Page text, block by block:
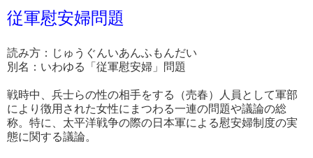
従軍慰安婦問題
読み方：じゅうぐんいあんふもんだい
別名：いわゆる「従軍慰安婦」問題
戦時中、兵士らの性の相手をする（売春）人員として軍部
により徴用された女性にまつわる一連の問題や議論の総
称。特に、太平洋戦争の際の日本軍による慰安婦制度の実
態に関する議論。